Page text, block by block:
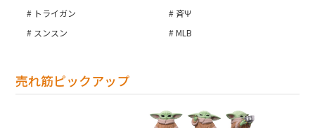
トライガン
斉Ψ
スンスン
MLB
売れ筋ピックアップ